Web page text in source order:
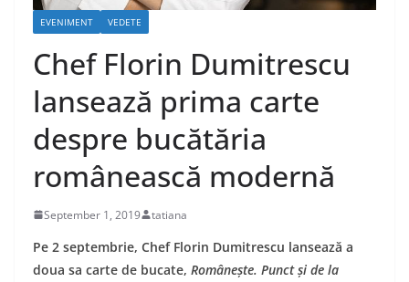
EVENIMENT VEDETE
Chef Florin Dumitrescu
lansează prima carte
despre bucătăria
românească modernă
September 1, 2019 tatiana
Pe 2 septembrie, Chef Florin Dumitrescu lansează a
doua sa carte de bucate, Românește. Punct și de la